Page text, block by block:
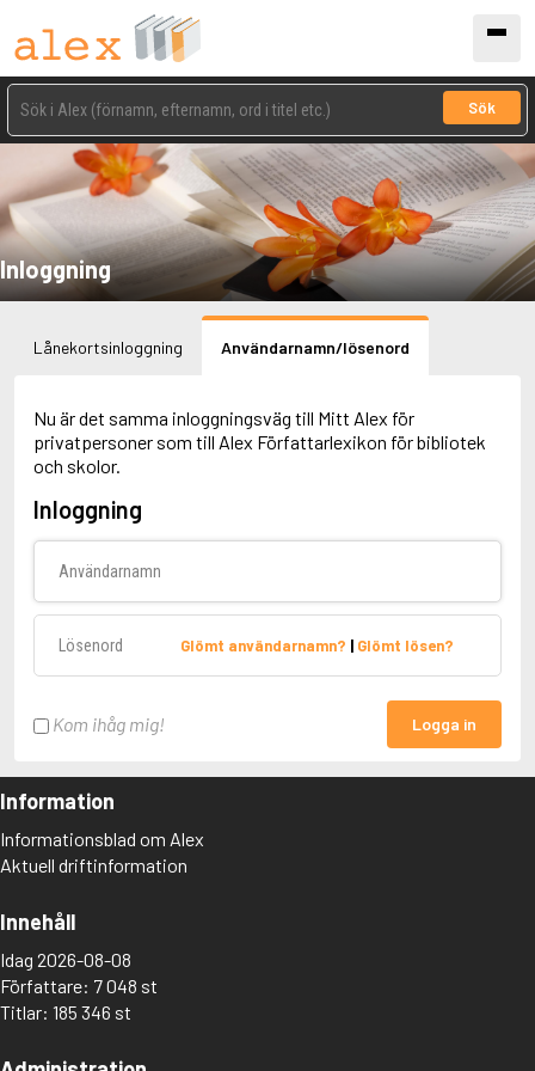
Sök
Inloggning
Lånekortsinloggning Användarnamn/lösenord
Nu är det samma inloggningsväg till Mitt Alex för
privatpersoner som till Alex Författarlexikon för bibliotek
och skolor.
Inloggning
Glömt användarnamn? | Glömt lösen?
Kom ihåg mig! Logga in
Information
Informationsblad om Alex
Aktuell driftinformation
Innehåll
Idag 2026-08-08
Författare: 7 048 st
Titlar: 185 346 st